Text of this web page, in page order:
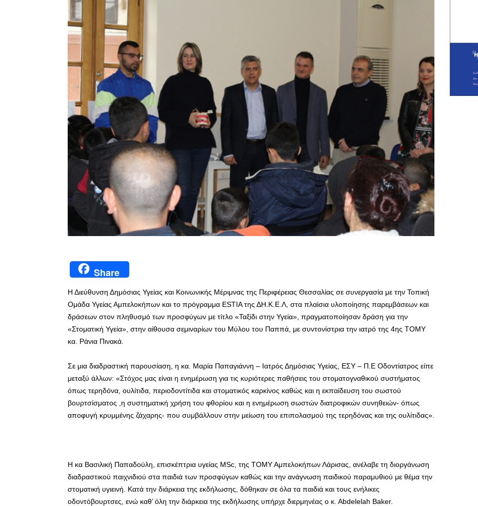
Share
Η Διεύθυνση Δημόσιας Υγείας και Κοινωνικής Μέριμνας της Περιφέρειας Θεσσαλίας σε συνεργασία με την Τοπική
Ομάδα Υγείας Αμπελοκήπων και το πρόγραμμα ESTIA της ΔΗ.Κ.Ε.Λ, στα πλαίσια υλοποίησης παρεμβάσεων και
δράσεων στον πληθυσμό των προσφύγων με τίτλο «Ταξίδι στην Υγεία», πραγματοποίησαν δράση για την
«Στοματική Υγεία», στην αίθουσα σεμιναρίων του Μύλου του Παππά, με συντονίστρια την ιατρό της 4ης ΤΟΜΥ
κα. Ράνια Πινακά.
Σε μια διαδραστική παρουσίαση, η κα. Μαρία Παπαγιάννη – Ιατρός Δημόσιας Υγείας, ΕΣΥ – Π.Ε Οδοντίατρος είπε
μεταξύ άλλων: «Στόχος μας είναι η ενημέρωση για τις κυριότερες παθήσεις του στοματογναθικού συστήματος
όπως τερηδόνα, ουλίτιδα, περιοδοντίτιδα και στοματικός καρκίνος καθώς και η εκπαίδευση του σωστού
βουρτσίσματος ,η συστηματική χρήση του φθορίου και η ενημέρωση σωστών διατροφικών συνηθειών- όπως
αποφυγή κρυμμένης ζάχαρης- που συμβάλλουν στην μείωση του επιπολασμού της τερηδόνας και της ουλίτιδας».
Η κα Βασιλική Παπαδούλη, επισκέπτρια υγείας MSc, της ΤΟΜΥ Αμπελοκήπων Λάρισας, ανέλαβε τη διοργάνωση
διαδραστικού παιχνιδιού στα παιδιά των προσφύγων καθώς και την ανάγνωση παιδικού παραμυθιού με θέμα την
στοματική υγιεινή. Κατά την διάρκεια της εκδήλωσης, δόθηκαν σε όλα τα παιδιά και τους ενήλικες
οδοντόβουρτσες, ενώ καθ’ όλη την διάρκεια της εκδήλωσης υπήρχε διερμηνέας ο κ. Αbdelelah Baker.